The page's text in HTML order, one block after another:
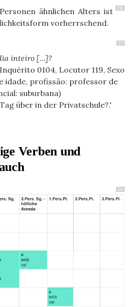
26
ähnlichen Alters ist
vorherrschend.
27
inteiro […]?
Inquérito 0104, Locutor 119, Sexo
idade, profissão: professor de
suburbana)
über in der Privatschule?.
Verben und
28